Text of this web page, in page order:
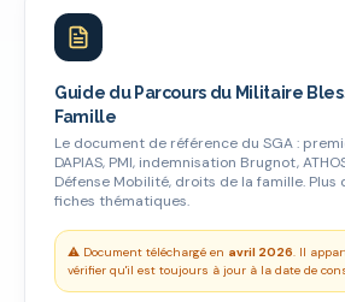
Guide du Parcours du Militaire
Famille
Le document de référence du SGA :
DAPIAS, PMI, indemnisation Brugnot,
Défense Mobilité, droits de la famille. Plus
fiches thématiques.
⚠️ Document téléchargé en avril 2026. Il
vérifier qu'il est toujours à jour à la date de